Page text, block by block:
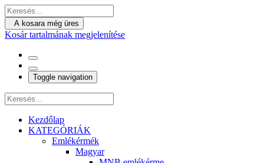
A kosara még üres
Kosár tartalmának megjelenítése
Toggle navigation
Kezdőlap
KATEGÓRIÁK
Emlékérmék
Magyar